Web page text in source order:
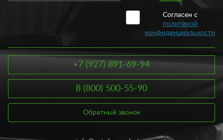
Согласен с
политикой
конфиденциальности
+7 (927) 891-69-94
8 (800) 500-55-90
Обратный звонок